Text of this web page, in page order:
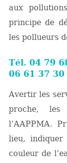
aux
principe de
les pollueurs
Tél. 04 79
06 61 37 30
Avertir les
proche,
l’AAPPMA.
lieu,
couleur de